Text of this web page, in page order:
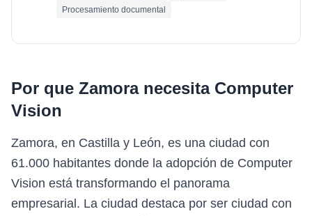
Procesamiento documental
Por que Zamoranecesita Computer
Vision
Zamora, en Castilla y León, es una ciudad con
61.000 habitantes donde la adopción de Computer
Vision está transformando el panorama
empresarial. La ciudad destaca por ser ciudad con